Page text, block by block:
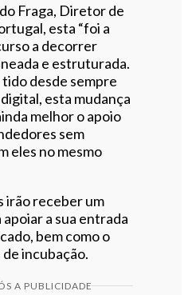
Fraga, Diretor de
esta “foi a
a decorrer
e estruturada.
desde sempre
esta mudança
melhor o apoio
sem
eles no mesmo
irão receber um
a sua entrada
bem como o
de incubação.
A PUBLICIDADE